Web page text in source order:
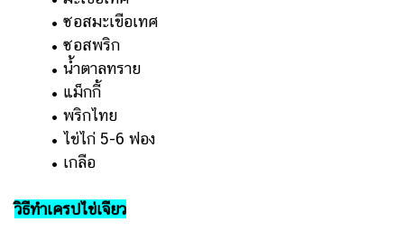
• ซอสมะเขือเทศ
• ซอสพริก
• น้ำตาลทราย
• แม็กกี้
• พริกไทย
• ไข่ไก่ 5-6 ฟอง
• เกลือ
วิธีทำเครปไข่เจียว